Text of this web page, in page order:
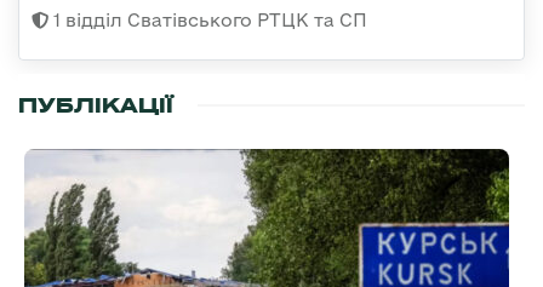
1 відділ Сватівського РТЦК та СП
ПУБЛІКАЦІЇ